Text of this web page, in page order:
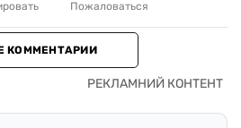
Пожаловаться
КОММЕНТАРИИ